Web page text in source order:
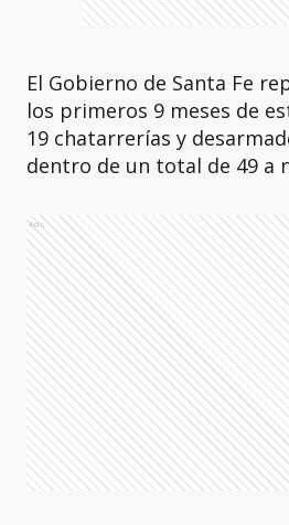
El Gobierno de Santa Fe
los primeros 9 meses de
19 chatarrerías y
dentro de un total de 49 a
Ads